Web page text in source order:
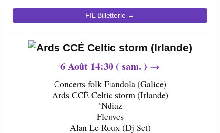
FIL Billetterie →
6Août 14:30 ( sam. ) →
Concerts folk Fiandola (Galice)
Ards CCÉ Celtic storm (Irlande)
‘Ndiaz
Fleuves
Alan Le Roux (Dj Set)